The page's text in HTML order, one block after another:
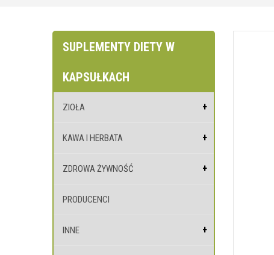
SUPLEMENTY DIETY W
KAPSUŁKACH
ZIOŁA
KAWA I HERBATA
ZDROWA ŻYWNOŚĆ
PRODUCENCI
INNE